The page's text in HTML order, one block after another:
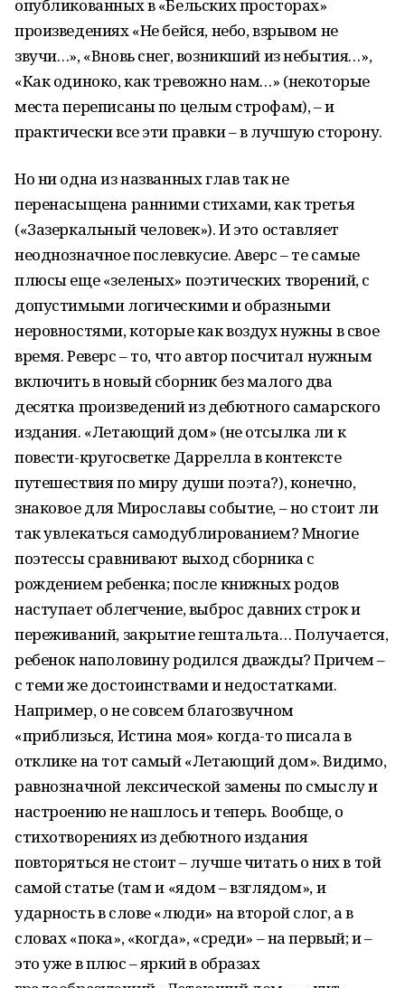
опубликованных в «Бельских просторах»
произведениях «Не бейся, небо, взрывом не
звучи…», «Вновь снег, возникший из небытия…»,
«Как одиноко, как тревожно нам…» (некоторые
места переписаны по целым строфам), – и
практически все эти правки – в лучшую сторону.
Но ни одна из названных глав так не
перенасыщена ранними стихами, как третья
(«Зазеркальный человек»). И это оставляет
неоднозначное послевкусие. Аверс – те самые
плюсы еще «зеленых» поэтических творений, с
допустимыми логическими и образными
неровностями, которые как воздух нужны в свое
время. Реверс – то, что автор посчитал нужным
включить в новый сборник без малого два
десятка произведений из дебютного самарского
издания. «Летающий дом» (не отсылка ли к
повести-кругосветке Даррелла в контексте
путешествия по миру души поэта?), конечно,
знаковое для Мирославы событие, – но стоит ли
так увлекаться самодублированием? Многие
поэтессы сравнивают выход сборника с
рождением ребенка; после книжных родов
наступает облегчение, выброс давних строк и
переживаний, закрытие гештальта… Получается,
ребенок наполовину родился дважды? Причем –
с теми же достоинствами и недостатками.
Например, о не совсем благозвучном
«приблизься, Истина моя» когда-то писала в
отклике на тот самый «Летающий дом». Видимо,
равнозначной лексической замены по смыслу и
настроению не нашлось и теперь. Вообще, о
стихотворениях из дебютного издания
повторяться не стоит – лучше читать о них в той
самой статье (там и «ядом – взглядом», и
ударность в слове «люди» на второй слог, а в
словах «пока», «когда», «среди» – на первый; и –
это уже в плюс – яркий в образах